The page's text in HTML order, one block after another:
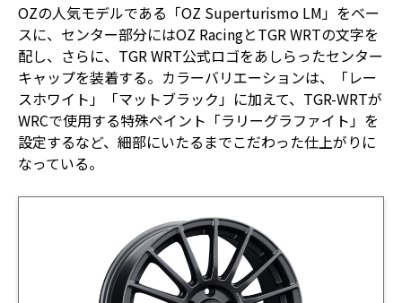
OZの人気モデルである「OZ Superturismo LM」をベー
スに、センター部分にはOZ RacingとTGR WRTの文字を
配し、さらに、TGR WRT公式ロゴをあしらったセンター
キャップを装着する。カラーバリエーションは、「レー
スホワイト」「マットブラック」に加えて、TGR-WRTが
WRCで使用する特殊ペイント「ラリーグラファイト」を
設定するなど、細部にいたるまでこだわった仕上がりに
なっている。